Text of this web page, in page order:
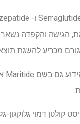
הגישה והקפדה
מכריע להשגת